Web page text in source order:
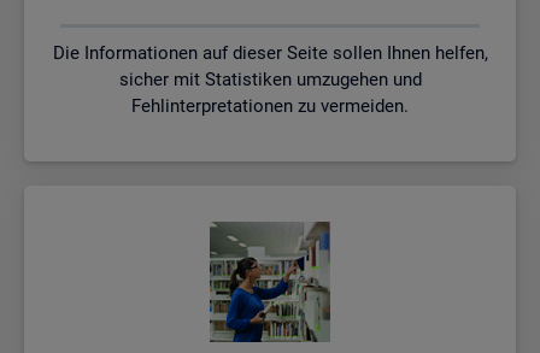
Die Informationen auf dieser Seite sollen Ihnen helfen,
sicher mit Statistiken umzugehen und
Fehlinterpretationen zu vermeiden.